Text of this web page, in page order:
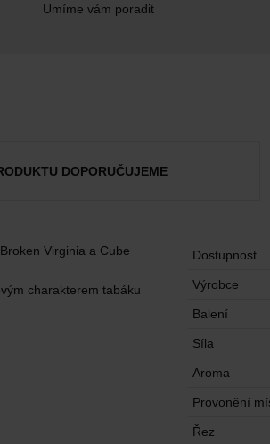
Umíme vám poradit
DOPORUČUJEME
Virginia a Cube
charakterem tabáku
Dostupnost
Výrobce
Balení
Síla
Aroma
Provonění
Řez